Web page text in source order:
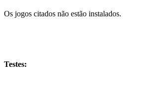
Os jogos citados não estão instalados.
Testes: